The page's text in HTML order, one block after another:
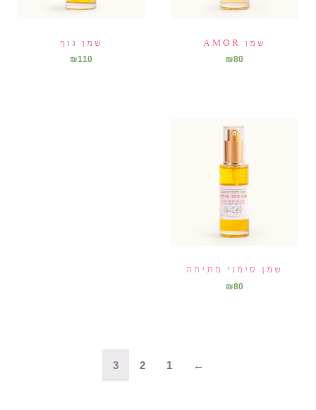
שמן AMOR
₪80
שמן גוף
₪110
שמן סימני מתיחה
₪80
←
1
2
3